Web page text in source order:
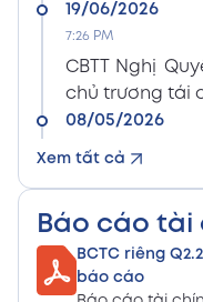
Xem tất cả
19/06/2026
7:26 PM
CBTT Nghị
chủ trương tái
08/05/2026
8:15 PM
8:15 PM
CBTT Điều lệ
08/05/2026
Báo cáo tài
BCTC riêng
báo cáo